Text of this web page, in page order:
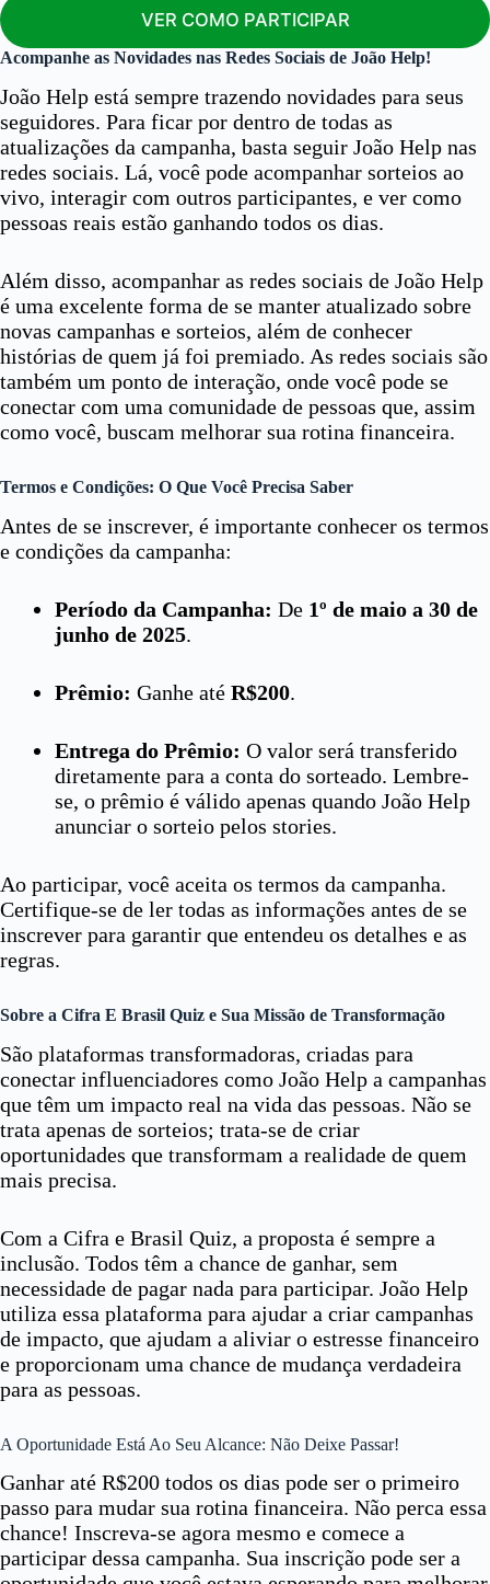
VER COMO PARTICIPAR
Acompanhe as Novidades nas Redes Sociais de João Help!
João Help está sempre trazendo novidades para seus
seguidores. Para ficar por dentro de todas as
atualizações da campanha, basta seguir João Help nas
redes sociais. Lá, você pode acompanhar sorteios ao
vivo, interagir com outros participantes, e ver como
pessoas reais estão ganhando todos os dias.
Além disso, acompanhar as redes sociais de João Help
é uma excelente forma de se manter atualizado sobre
novas campanhas e sorteios, além de conhecer
histórias de quem já foi premiado. As redes sociais são
também um ponto de interação, onde você pode se
conectar com uma comunidade de pessoas que, assim
como você, buscam melhorar sua rotina financeira.
Termos e Condições: O Que Você Precisa Saber
Antes de se inscrever, é importante conhecer os termos
e condições da campanha:
Período da Campanha: De 1º de maio a 30 de
junho de 2025.
Prêmio: Ganhe até R$200.
Entrega do Prêmio: O valor será transferido
diretamente para a conta do sorteado. Lembre-
se, o prêmio é válido apenas quando João Help
anunciar o sorteio pelos stories.
Ao participar, você aceita os termos da campanha.
Certifique-se de ler todas as informações antes de se
inscrever para garantir que entendeu os detalhes e as
regras.
Sobre a Cifra E Brasil Quiz e Sua Missão de Transformação
São plataformas transformadoras, criadas para
conectar influenciadores como João Help a campanhas
que têm um impacto real na vida das pessoas. Não se
trata apenas de sorteios; trata-se de criar
oportunidades que transformam a realidade de quem
mais precisa.
Com a Cifra e Brasil Quiz, a proposta é sempre a
inclusão. Todos têm a chance de ganhar, sem
necessidade de pagar nada para participar. João Help
utiliza essa plataforma para ajudar a criar campanhas
de impacto, que ajudam a aliviar o estresse financeiro
e proporcionam uma chance de mudança verdadeira
para as pessoas.
A Oportunidade Está Ao Seu Alcance: Não Deixe Passar!
Ganhar até R$200 todos os dias pode ser o primeiro
passo para mudar sua rotina financeira. Não perca essa
chance! Inscreva-se agora mesmo e comece a
participar dessa campanha. Sua inscrição pode ser a